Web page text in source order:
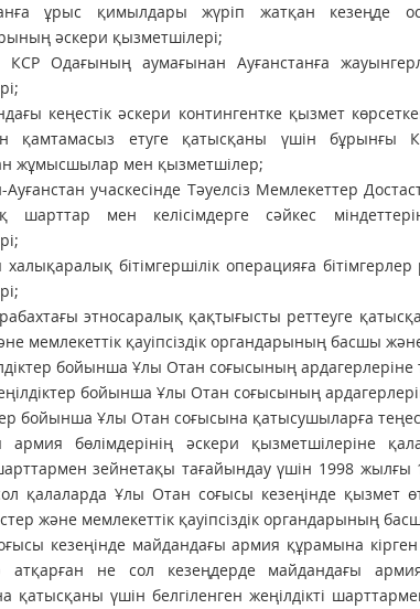
ұрыс қимылдары жүрiп жатқан кезеңде
әскери қызметшiлерi;
КСР Одағының аумағынан Ауғанстанға
кеңестік әскери контин­гентке қызмет
қамтамасыз етуге қатысқаны үшін
жұмысшылар мен қызметшiлер;
Ауғанстан учаскесінде Тә­уелсіз Мемлекеттер
шарттар мен келісімдерге сәйкес
бітімгершілік операцияға
этносаралық қақ­тығысты реттеуге
мемлекеттік қауіпсіздік орган­дары­ның басшы
бойынша Ұлы Отан соғысының ардагерлеріне
бойынша Ұлы Отан соғысының
бойынша Ұлы Отан соғы­сына қатысушыларға
армия бөлiмдерiнің әскери қызметшілеріне
зейнетақы тағайындау үшiн 1998 жылғы
қа­лаларда Ұлы Отан соғысы кезеңінде қыз­мет
және мем­лекеттiк қауiпсiздiк органдарының
кезеңінде майдандағы армия құрамына
атқарған не сол кезеңдерде май­дан­дағы
қатыс­қаны үшін белгiленген жеңiлдiкті